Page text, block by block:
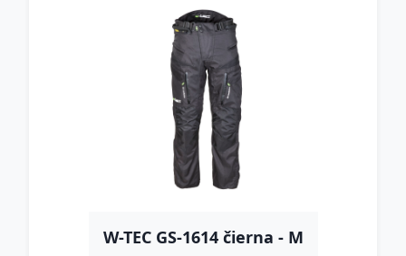
W-TEC GS-1614 čierna - M